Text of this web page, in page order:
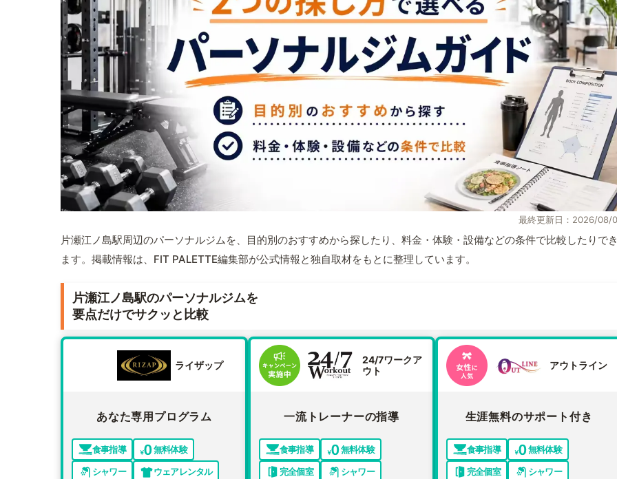
最終更新日：2026/08/
片瀬江ノ島駅周辺のパーソナルジムを、目的別のおすすめから探したり、料金・体験・設備などの条件で比較したりで
ます。掲載情報は、FIT PALETTE編集部が公式情報と独自取材をもとに整理しています。
片瀬江ノ島駅のパーソナルジムを
要点だけでサクッと比較
ライザップ
あなた専用プログラム
食事指導
無料体験
シャワー
ウェアレンタル
24/7ワークア
ウト
一流トレーナーの指導
食事指導
無料体験
完全個室
シャワー
アウトライン
生涯無料のサポート付き
食事指導
無料体験
完全個室
シャワー